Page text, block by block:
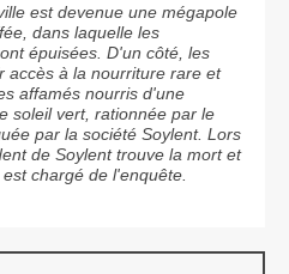
est devenue une mégapole
dans laquelle les
épuisées. D'un côté, les
accès à la nourriture rare et
affamés nourris d'une
soleil vert, rationnée par le
par la société Soylent. Lors
de Soylent trouve la mort et
chargé de l'enquête.